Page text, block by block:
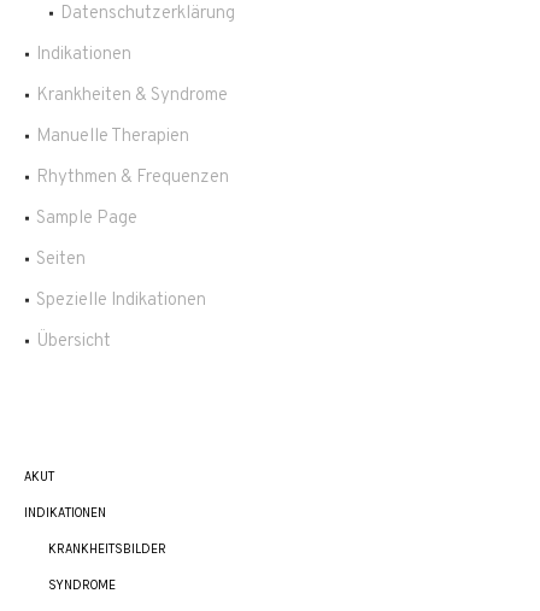
Datenschutzerklärung
Indikationen
Krankheiten & Syndrome
Manuelle Therapien
Rhythmen & Frequenzen
Sample Page
Seiten
Spezielle Indikationen
Übersicht
AKUT
INDIKATIONEN
KRANKHEITSBILDER
SYNDROME